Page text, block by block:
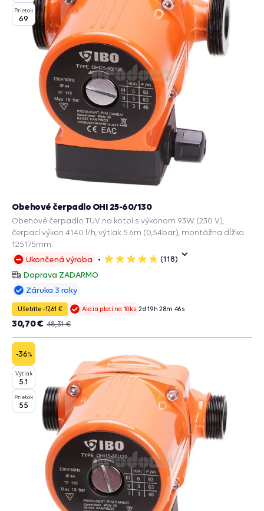
Prietok
69
Ukončená výroba
5
(118)
Doprava ZADARMO
Obehové čerpadlo OHI 25-60/130
Obehové čerpadlo TUV na kotol s výkonom 93W (230 V),
čerpací výkon 4140 l/h, výtlak 5.6m (0,54bar), montážna dĺžka
125175mm.
Záruka 3 roky
Ušetríte -17,61 € Akcia platí na 10ks 2d 19h 28m 45s
48,31 €
30,70 €
-36%
Výtlak
5.1
Prietok
55